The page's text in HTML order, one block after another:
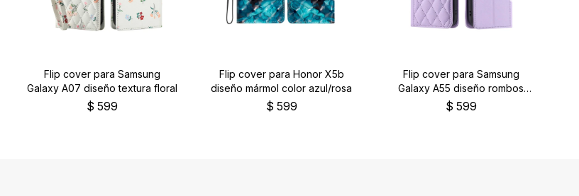
Flip cover para Samsung
Galaxy A07 diseño textura floral
$ 599
Flip cover para Honor X5b
diseño mármol color azul/rosa
$ 599
Flip cover para Samsung
Galaxy A55 diseño rombos
púrpura
$ 599